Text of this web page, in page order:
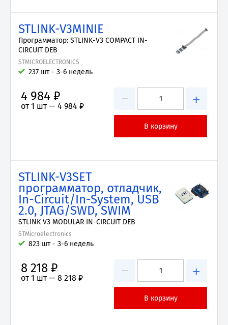
STLINK-V3MINIE
Программатор: STLINK-V3 COMPACT IN-
CIRCUIT DEB
STMICROELECTRONICS
237 шт - 3-6 недель
− +
4 984 ₽
от 1 шт — 4 984 ₽
STLINK-V3SET
программатор, отладчик,
In-Circuit/In-System, USB
2.0, JTAG/SWD, SWIM
STLINK V3 MODULAR IN-CIRCUIT DEB
STMicroelectronics
823 шт - 3-6 недель
− +
8 218 ₽
от 1 шт — 8 218 ₽